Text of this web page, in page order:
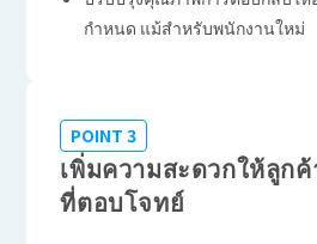
กำหนด แม้สำหรับพนักงานใหม่
POINT 3
เพิ่มความสะดวกให้ลูก
ที่ตอบโจทย์